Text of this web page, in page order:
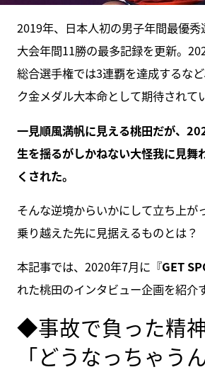
2019年、日本人初の男子年間最優
大会年間11勝の最多記録を更新。
総合選手権では3連覇を達成するな
ク金メダル大本命として期待されて
一見順風満帆に見える桃田だが、
生を揺るがしかねない大怪我に見舞
くされた。
そんな逆境からいかにして立ち上が
乗り越えた先に見据えるものとは？
本記事では、2020年7月に『GET
れた桃田のインタビュー企画を紹介
◆事故で負った精
「どうなっちゃう